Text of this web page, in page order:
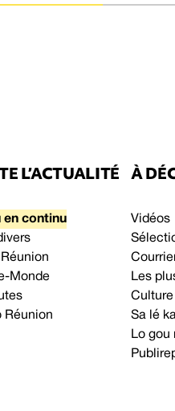
L’ACTUALITÉ
en continu
Monde
Réunion
À
Vidéos
Les
Culture
Sa lé
Lo gou